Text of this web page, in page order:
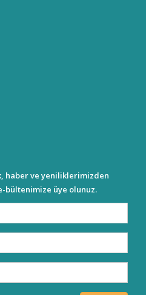
haber ve yeniliklerimizden
bültenimize üye olunuz.